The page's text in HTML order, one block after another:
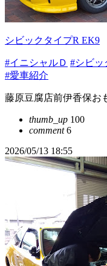
シビックタイプR EK9
#イニシャルＤ #シビッ
#愛車紹介
藤原豆腐店前伊香保お
thumb_up 100
comment6
2026/05/13 18:55